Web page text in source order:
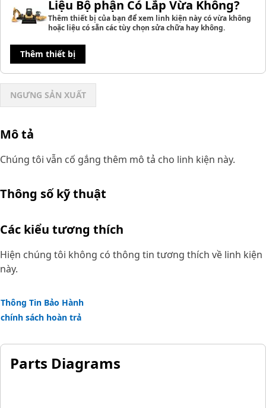
Liệu Bộ phận Có Lắp Vừa Không?
Thêm thiết bị của bạn để xem linh kiện này có vừa không
hoặc liệu có sẵn các tùy chọn sửa chữa hay không.
Thêm thiết bị
NGƯNG SẢN XUẤT
Mô tả
Chúng tôi vẫn cố gắng thêm mô tả cho linh kiện này.
Thông số kỹ thuật
Các kiểu tương thích
Hiện chúng tôi không có thông tin tương thích về linh kiện
này.
Thông Tin Bảo Hành
chính sách hoàn trả
Parts Diagrams